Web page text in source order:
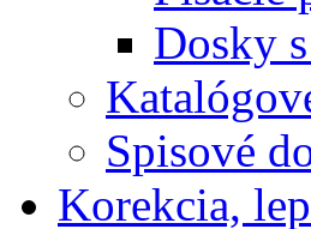
Dosky
Spisové
Korekcia,